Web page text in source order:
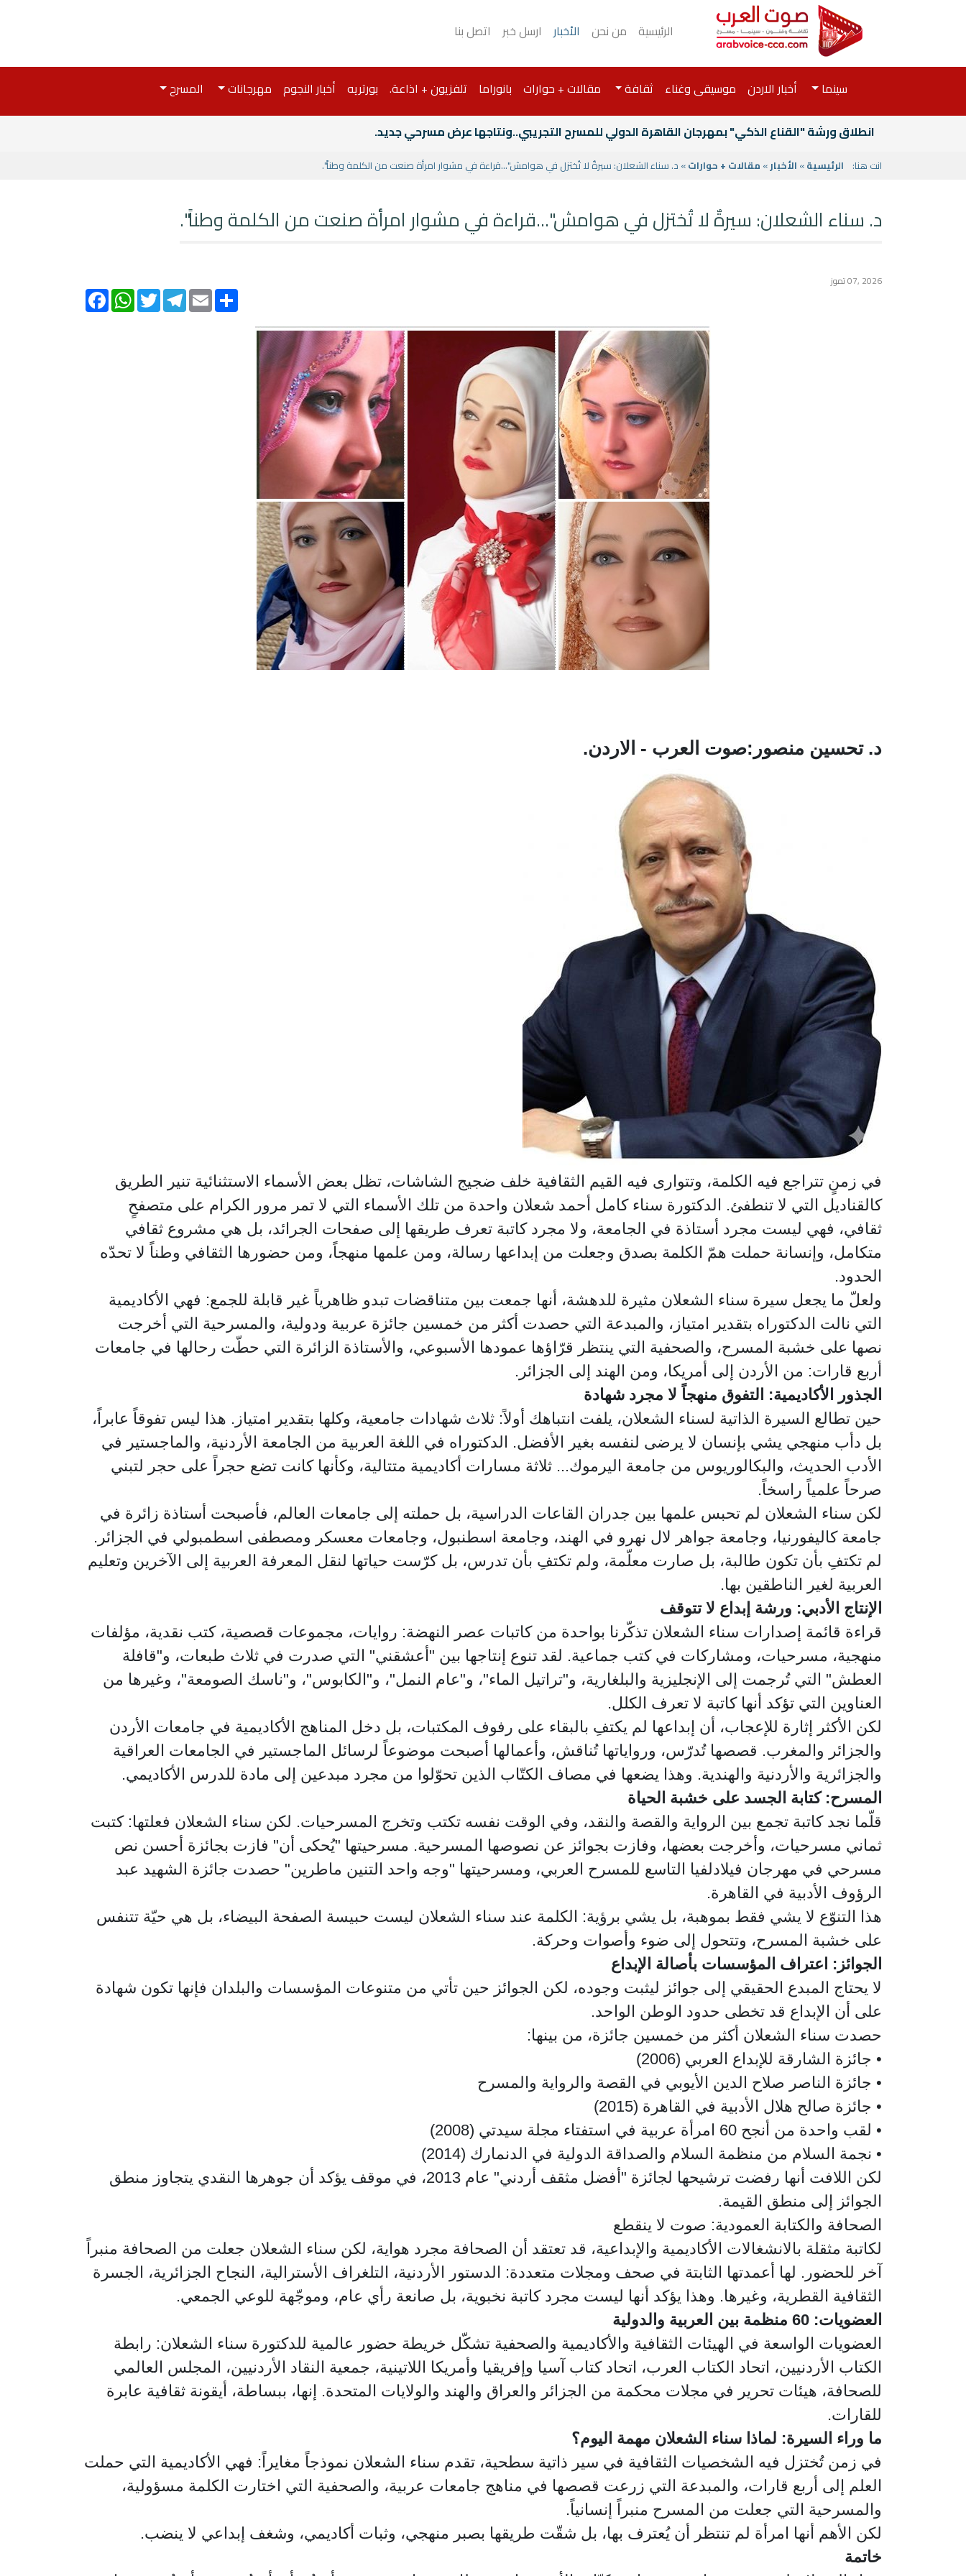
الرئيسية من نحن الأخبار ارسل خبر اتصل بنا
سينما أخبار الاردن موسيقى وغناء ثقافة مقالات + حوارات بانوراما تلفزيون + اذاعة. بورتريه أخبار النجوم مهرجانات
المسرح
انطلاق ورشة "القناع الذكي" بمهرجان القاهرة الدولي للمسرح التجريبي..ونتاجها عرض مسرحي جديد.
انت هنا: الرئيسية» الأخبار» مقالات + حوارات» د. سناء الشعلان: سيرةٌ لا تُختزل في هوامش"...قراءة في مشوار امرأة صنعت من الكلمة وطناً".
د. سناء الشعلان: سيرةٌ لا تُختزل في هوامش"...قراءة في مشوار امرأة صنعت من الكلمة وطناً".
2026 ,07 تموز
Facebook
WhatsAppTwitterTelegramEmailShare
د. تحسين منصور:صوت العرب - الاردن.
في زمنٍ تتراجع فيه الكلمة، وتتوارى فيه القيم الثقافية خلف ضجيج الشاشات، تظل بعض الأسماء الاستثنائية تنير الطريق
كالقناديل التي لا تنطفئ. الدكتورة سناء كامل أحمد شعلان واحدة من تلك الأسماء التي لا تمر مرور الكرام على متصفحٍ
ثقافي، فهي ليست مجرد أستاذة في الجامعة، ولا مجرد كاتبة تعرف طريقها إلى صفحات الجرائد، بل هي مشروع ثقافي
متكامل، وإنسانة حملت همّ الكلمة بصدق وجعلت من إبداعها رسالة، ومن علمها منهجاً، ومن حضورها الثقافي وطناً لا تحدّه
الحدود.
ولعلّ ما يجعل سيرة سناء الشعلان مثيرة للدهشة، أنها جمعت بين متناقضات تبدو ظاهرياً غير قابلة للجمع: فهي الأكاديمية
التي نالت الدكتوراه بتقدير امتياز، والمبدعة التي حصدت أكثر من خمسين جائزة عربية ودولية، والمسرحية التي أخرجت
نصها على خشبة المسرح، والصحفية التي ينتظر قرّاؤها عمودها الأسبوعي، والأستاذة الزائرة التي حطّت رحالها في جامعات
أربع قارات: من الأردن إلى أمريكا، ومن الهند إلى الجزائر.
الجذور الأكاديمية: التفوق منهجاً لا مجرد شهادة
حين تطالع السيرة الذاتية لسناء الشعلان، يلفت انتباهك أولاً: ثلاث شهادات جامعية، وكلها بتقدير امتياز. هذا ليس تفوقاً عابراً،
بل دأب منهجي يشي بإنسان لا يرضى لنفسه بغير الأفضل. الدكتوراه في اللغة العربية من الجامعة الأردنية، والماجستير في
الأدب الحديث، والبكالوريوس من جامعة اليرموك... ثلاثة مسارات أكاديمية متتالية، وكأنها كانت تضع حجراً على حجر لتبني
صرحاً علمياً راسخاً.
لكن سناء الشعلان لم تحبس علمها بين جدران القاعات الدراسية، بل حملته إلى جامعات العالم، فأصبحت أستاذة زائرة في
جامعة كاليفورنيا، وجامعة جواهر لال نهرو في الهند، وجامعة اسطنبول، وجامعات معسكر ومصطفى اسطمبولي في الجزائر.
لم تكتفِ بأن تكون طالبة، بل صارت معلّمة، ولم تكتفِ بأن تدرس، بل كرّست حياتها لنقل المعرفة العربية إلى الآخرين وتعليم
العربية لغير الناطقين بها.
الإنتاج الأدبي: ورشة إبداع لا تتوقف
قراءة قائمة إصدارات سناء الشعلان تذكّرنا بواحدة من كاتبات عصر النهضة: روايات، مجموعات قصصية، كتب نقدية، مؤلفات
منهجية، مسرحيات، ومشاركات في كتب جماعية. لقد تنوع إنتاجها بين "أعشقني" التي صدرت في ثلاث طبعات، و"قافلة
العطش" التي تُرجمت إلى الإنجليزية والبلغارية، و"تراتيل الماء"، و"عام النمل"، و"الكابوس"، و"ناسك الصومعة"، وغيرها من
العناوين التي تؤكد أنها كاتبة لا تعرف الكلل.
لكن الأكثر إثارة للإعجاب، أن إبداعها لم يكتفِ بالبقاء على رفوف المكتبات، بل دخل المناهج الأكاديمية في جامعات الأردن
والجزائر والمغرب. قصصها تُدرّس، ورواياتها تُناقش، وأعمالها أصبحت موضوعاً لرسائل الماجستير في الجامعات العراقية
والجزائرية والأردنية والهندية. وهذا يضعها في مصاف الكتّاب الذين تحوّلوا من مجرد مبدعين إلى مادة للدرس الأكاديمي.
المسرح: كتابة الجسد على خشبة الحياة
قلّما نجد كاتبة تجمع بين الرواية والقصة والنقد، وفي الوقت نفسه تكتب وتخرج المسرحيات. لكن سناء الشعلان فعلتها: كتبت
ثماني مسرحيات، وأخرجت بعضها، وفازت بجوائز عن نصوصها المسرحية. مسرحيتها "يُحكى أن" فازت بجائزة أحسن نص
مسرحي في مهرجان فيلادلفيا التاسع للمسرح العربي، ومسرحيتها "وجه واحد التنين ماطرين" حصدت جائزة الشهيد عبد
الرؤوف الأدبية في القاهرة.
هذا التنوّع لا يشي فقط بموهبة، بل يشي برؤية: الكلمة عند سناء الشعلان ليست حبيسة الصفحة البيضاء، بل هي حيّة تتنفس
على خشبة المسرح، وتتحول إلى ضوء وأصوات وحركة.
الجوائز: اعتراف المؤسسات بأصالة الإبداع
لا يحتاج المبدع الحقيقي إلى جوائز ليثبت وجوده، لكن الجوائز حين تأتي من متنوعات المؤسسات والبلدان فإنها تكون شهادة
على أن الإبداع قد تخطى حدود الوطن الواحد.
حصدت سناء الشعلان أكثر من خمسين جائزة، من بينها:
• جائزة الشارقة للإبداع العربي (2006)
• جائزة الناصر صلاح الدين الأيوبي في القصة والرواية والمسرح
• جائزة صالح هلال الأدبية في القاهرة (2015)
• لقب واحدة من أنجح 60 امرأة عربية في استفتاء مجلة سيدتي (2008)
• نجمة السلام من منظمة السلام والصداقة الدولية في الدنمارك (2014)
لكن اللافت أنها رفضت ترشيحها لجائزة "أفضل مثقف أردني" عام 2013، في موقف يؤكد أن جوهرها النقدي يتجاوز منطق
الجوائز إلى منطق القيمة.
الصحافة والكتابة العمودية: صوت لا ينقطع
لكاتبة مثقلة بالانشغالات الأكاديمية والإبداعية، قد تعتقد أن الصحافة مجرد هواية، لكن سناء الشعلان جعلت من الصحافة منبراً
آخر للحضور. لها أعمدتها الثابتة في صحف ومجلات متعددة: الدستور الأردنية، التلغراف الأسترالية، النجاح الجزائرية، الجسرة
الثقافية القطرية، وغيرها. وهذا يؤكد أنها ليست مجرد كاتبة نخبوية، بل صانعة رأي عام، وموجّهة للوعي الجمعي.
العضويات: 60 منظمة بين العربية والدولية
العضويات الواسعة في الهيئات الثقافية والأكاديمية والصحفية تشكّل خريطة حضور عالمية للدكتورة سناء الشعلان: رابطة
الكتاب الأردنيين، اتحاد الكتاب العرب، اتحاد كتاب آسيا وإفريقيا وأمريكا اللاتينية، جمعية النقاد الأردنيين، المجلس العالمي
للصحافة، هيئات تحرير في مجلات محكمة من الجزائر والعراق والهند والولايات المتحدة. إنها، ببساطة، أيقونة ثقافية عابرة
للقارات.
ما وراء السيرة: لماذا سناء الشعلان مهمة اليوم؟
في زمن تُختزل فيه الشخصيات الثقافية في سير ذاتية سطحية، تقدم سناء الشعلان نموذجاً مغايراً: فهي الأكاديمية التي حملت
العلم إلى أربع قارات، والمبدعة التي زرعت قصصها في مناهج جامعات عربية، والصحفية التي اختارت الكلمة مسؤولية،
والمسرحية التي جعلت من المسرح منبراً إنسانياً.
لكن الأهم أنها امرأة لم تنتظر أن يُعترف بها، بل شقّت طريقها بصبر منهجي، وثبات أكاديمي، وشغف إبداعي لا ينضب.
خاتمة